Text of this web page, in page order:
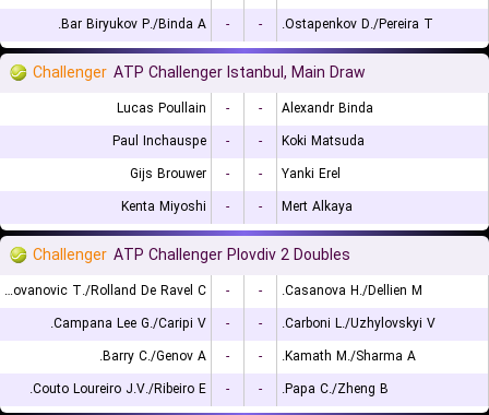
Bar Biryukov P./Binda A.
- - Ostapenkov D./Pereira T.
Challenger ATP Challenger Istanbul, Main Draw
Lucas Poullain - -
Alexandr Binda
Paul Inchauspe
- -
Koki Matsuda
Gijs Brouwer
- -
Yanki Erel
Kenta Miyoshi
- - Mert Alkaya
Challenger ATP Challenger Plovdiv 2 Doubles
Radovanovic T./Rolland De Ravel C. - -
Casanova H./Dellien M.
Campana Lee G./Caripi V.
- -
Carboni L./Uzhylovskyi V.
Barry C./Genov A.
- -
Kamath M./Sharma A.
Couto Loureiro J.V./Ribeiro E.
- - Papa C./Zheng B.